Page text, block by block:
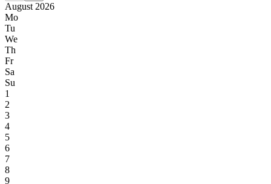
August 2026
Mo
Tu
We
Th
Fr
Sa
Su
1
2
3
4
5
6
7
8
9